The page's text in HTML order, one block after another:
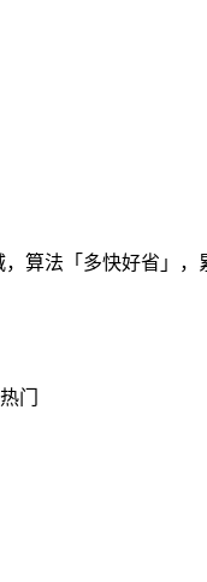
算法「多快好省」，
热门